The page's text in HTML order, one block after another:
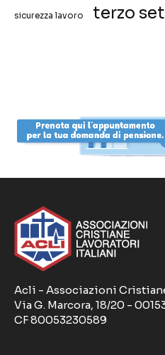
sicurezza lavoro terzo
Acli - Associazioni
Via G. Marcora, 18/20 -
CF 80053230589